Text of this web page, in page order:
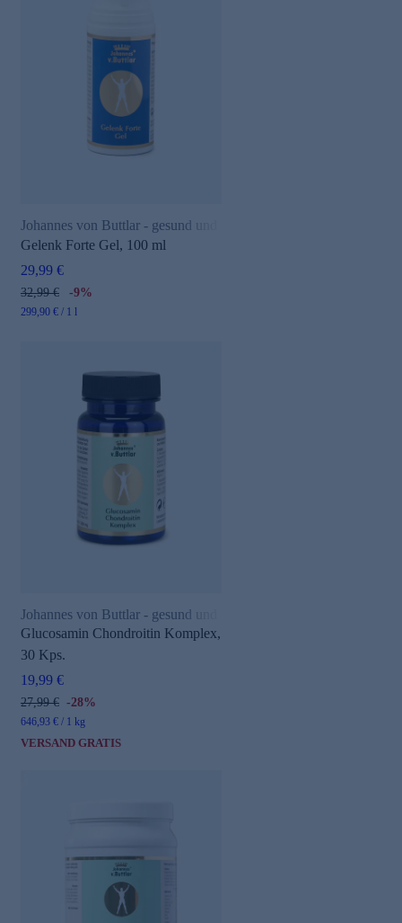
Johannes von Buttlar - gesund und aktiv
Gelenk Forte Gel, 100 ml
29,99 €
32,99 € -9%
299,90 € / 1 l
Johannes von Buttlar - gesund und aktiv
Glucosamin Chondroitin Komplex,
30 Kps.
19,99 €
27,99 € -28%
646,93 € / 1 kg
VERSAND GRATIS